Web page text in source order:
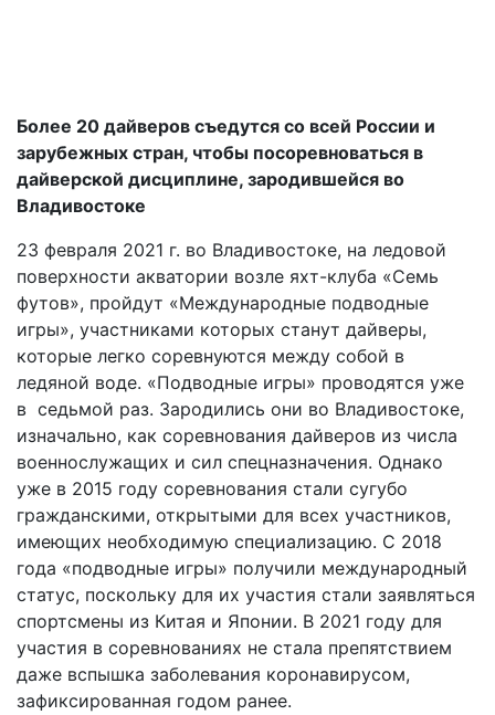
Более 20 дайверов съедутся со всей России и
зарубежных стран, чтобы посоревноваться в
дайверской дисциплине, зародившейся во
Владивостоке
23 февраля 2021 г. во Владивостоке, на ледовой
поверхности акватории возле яхт-клуба «Семь
футов», пройдут «Международные подводные
игры», участниками которых станут дайверы,
которые легко соревнуются между собой в
ледяной воде. «Подводные игры» проводятся уже
в седьмой раз. Зародились они во Владивостоке,
изначально, как соревнования дайверов из числа
военнослужащих и сил спецназначения. Однако
уже в 2015 году соревнования стали сугубо
гражданскими, открытыми для всех участников,
имеющих необходимую специализацию. С 2018
года «подводные игры» получили международный
статус, поскольку для их участия стали заявляться
спортсмены из Китая и Японии. В 2021 году для
участия в соревнованиях не стала препятствием
даже вспышка заболевания коронавирусом,
зафиксированная годом ранее.